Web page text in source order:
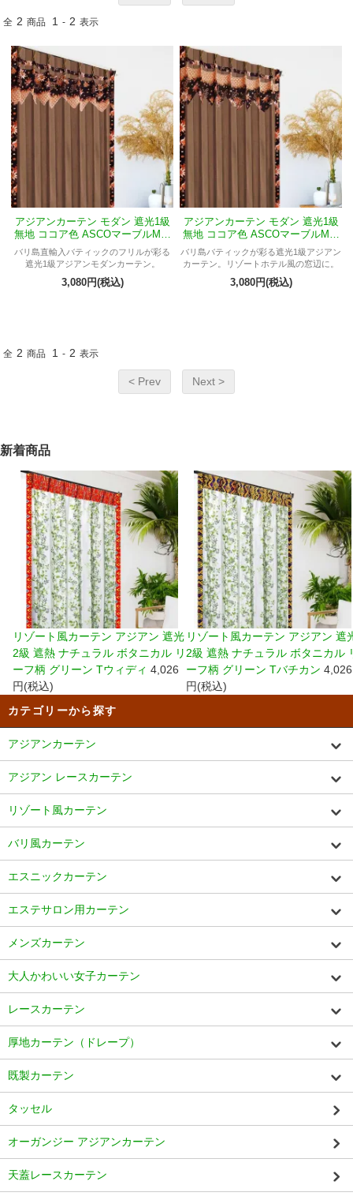
全 2 商品 1 - 2 表示
アジアンカーテン モダン 遮光1級
無地 ココア色 ASCOマーブルMプ
リンセス
バリ島直輸入バティックのフリルが彩る
遮光1級アジアンモダンカーテン。
3,080円(税込)
アジアンカーテン モダン 遮光1級
無地 ココア色 ASCOマーブルMク
イーン
バリ島バティックが彩る遮光1級アジアン
カーテン。リゾートホテル風の窓辺に。
3,080円(税込)
全 2 商品 1 - 2 表示
< Prev Next >
新着商品
リゾート風カーテン アジアン 遮光
2級 遮熱 ナチュラル ボタニカル リ
ーフ柄 グリーン Tウィディ 4,026
円(税込)
リゾート風カーテン アジアン 遮
2級 遮熱 ナチュラル ボタニカル
ーフ柄 グリーン Tバチカン 4,026
円(税込)
カテゴリーから探す
アジアンカーテン
アジアン レースカーテン
リゾート風カーテン
バリ風カーテン
エスニックカーテン
エステサロン用カーテン
メンズカーテン
大人かわいい女子カーテン
レースカーテン
厚地カーテン（ドレープ）
既製カーテン
タッセル
オーガンジー アジアンカーテン
天蓋レースカーテン